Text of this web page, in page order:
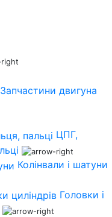
Запчастини двигуна
ЦПГ,
Колінвали і шатуни
Головки і